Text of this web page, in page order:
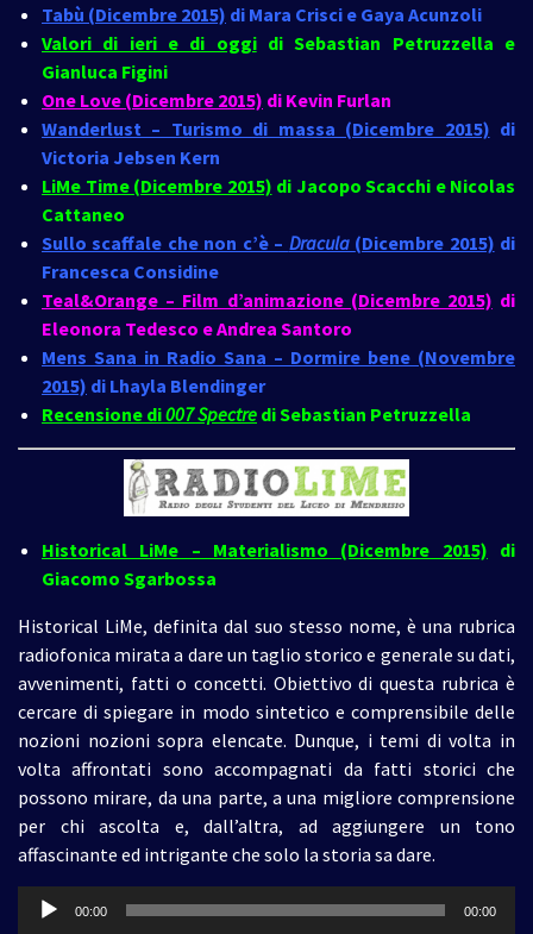
Tabù (Dicembre 2015) di Mara Crisci e Gaya Acunzoli
Valori di ieri e di oggi di Sebastian Petruzzella e
Gianluca Figini
One Love (Dicembre 2015) di Kevin Furlan
Wanderlust – Turismo di massa (Dicembre 2015) di
Victoria Jebsen Kern
LiMe Time (Dicembre 2015) di Jacopo Scacchi e Nicolas
Cattaneo
Sullo scaffale che non c’è – Dracula (Dicembre 2015) di
Francesca Considine
Teal&Orange – Film d’animazione (Dicembre 2015) di
Eleonora Tedesco e Andrea Santoro
Mens Sana in Radio Sana – Dormire bene (Novembre
2015) di Lhayla Blendinger
Recensione di007 Spectre di Sebastian Petruzzella
Historical LiMe – Materialismo (Dicembre 2015) di
Giacomo Sgarbossa
Historical LiMe, definita dal suo stesso nome, è una rubrica
radiofonica mirata a dare un taglio storico e generale su dati,
avvenimenti, fatti o concetti. Obiettivo di questa rubrica è
cercare di spiegare in modo sintetico e comprensibile delle
nozioni nozioni sopra elencate. Dunque, i temi di volta in
volta affrontati sono accompagnati da fatti storici che
possono mirare, da una parte, a una migliore comprensione
per chi ascolta e, dall’altra, ad aggiungere un tono
affascinante ed intrigante che solo la storia sa dare.
Audio
00:00 00:00